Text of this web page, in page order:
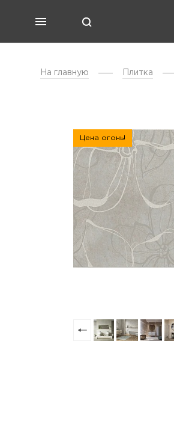
На главную Плитка
Цена огонь!